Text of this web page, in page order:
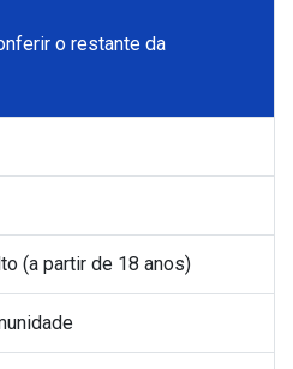
o restante da
(a partir de 18 anos)